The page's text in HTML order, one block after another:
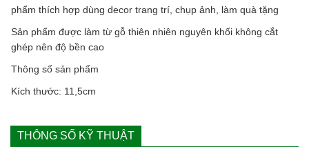
phẩm thích hợp dùng decor trang trí, chụp ảnh, làm quà tặng
Sản phẩm được làm từ gỗ thiên nhiên nguyên khối không cắt
ghép nên độ bền cao
Thông số sản phẩm
Kích thước: 11,5cm
THÔNG SỐ KỸ THUẬT